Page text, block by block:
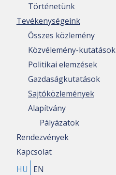
Történetünk
Tevékenységeink
Összes közlemény
Közvélemény-kutatások
Politikai elemzések
Gazdaságkutatások
Sajtóközlemények
Alapítvány
Pályázatok
Rendezvények
Kapcsolat
HU
EN